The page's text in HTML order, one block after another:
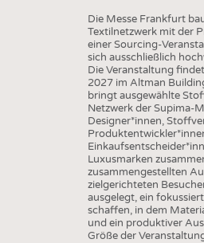
Die Messe Frankfurt
Textilnetzwerk mit der
einer Sourcing-
sich ausschließlich
Die Veranstaltung
2027 im Altman
bringt ausgewählte
Netzwerk der Supima-
Designer*innen,
Luxusmarken
zusammengestellten
zielgerichteten
ausgelegt, ein
schaffen, in dem
und ein produktiver
Größe der